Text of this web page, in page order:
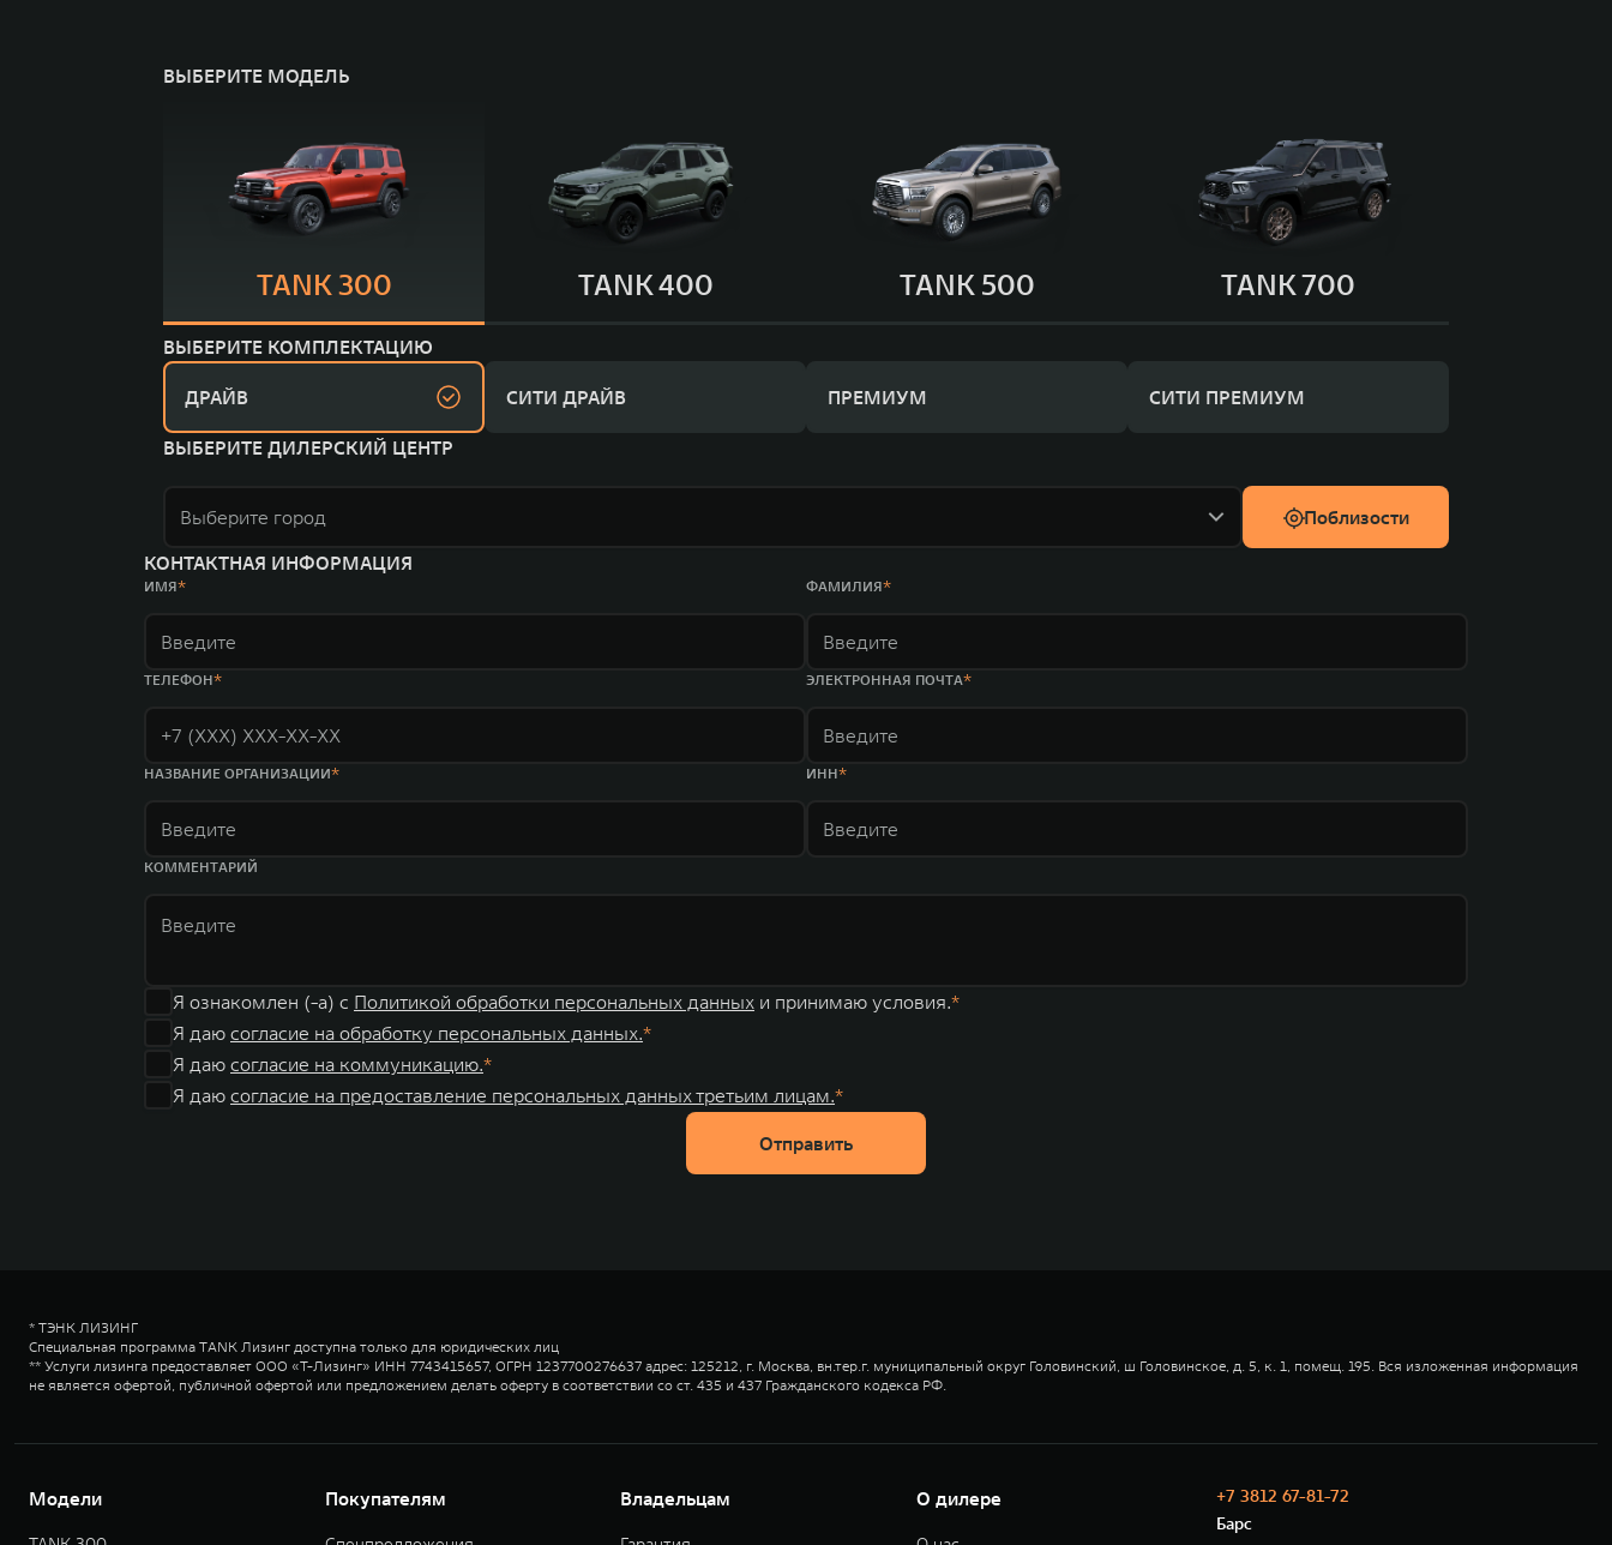
ВЫБЕРИТЕ МОДЕЛЬ
TANK 300 TANK 400 TANK 500 TANK 700
ВЫБЕРИТЕ КОМПЛЕКТАЦИЮ
ДРАЙВ СИТИ ДРАЙВ ПРЕМИУМ СИТИ ПРЕМИУМ
ВЫБЕРИТЕ ДИЛЕРСКИЙ ЦЕНТР
Выберите город
Поблизости
КОНТАКТНАЯ ИНФОРМАЦИЯ
ИМЯ ФАМИЛИЯ
ТЕЛЕФОН ЭЛЕКТРОННАЯ ПОЧТА
НАЗВАНИЕ ОРГАНИЗАЦИИ ИНН
КОММЕНТАРИЙ
Я ознакомлен (-а) с Политикой обработки персональных данных и принимаю условия.
Я даю согласие на обработку персональных данных.
Я даю согласие на коммуникацию.
Я даю согласие на предоставление персональных данных третьим лицам.
Отправить
* ТЭНК ЛИЗИНГ
Специальная программа TANK Лизинг доступна только для юридических лиц
** Услуги лизинга предоставляет ООО «Т-Лизинг» ИНН 7743415657, ОГРН 1237700276637 адрес: 125212, г. Москва, вн.тер.г. муниципальный округ Головинский, ш Головинское, д. 5, к. 1, помещ. 195. Вся изложенная информация
не является офертой, публичной офертой или предложением делать оферту в соответствии со ст. 435 и 437 Гражданского кодекса РФ.
Модели Покупателям Владельцам О дилере
+7 3812 67-81-72
Барс